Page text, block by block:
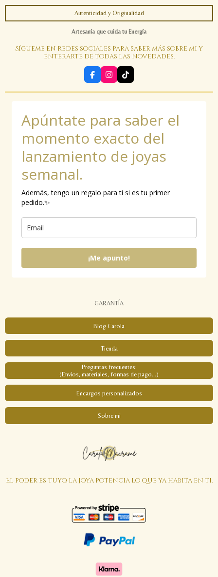
Autenticidad y Originalidad
Artesanía que cuida tu Energía
Sígueme en redes sociales para saber más sobre mi y
enterarte de todas las novedades.
F
a
c
o
k
I
n
s
r
m
T
i
k
Apúntate para saber el
momento exacto del
lanzamiento de joyas
semanal.
Además, tengo un regalo para ti si es tu primer
pedido.✨
¡Me apunto!
GARANTÍA
Blog Carola
Tienda
Preguntas frecuentes:
(Envíos, materiales, formas de pago...)
Encargos personalizados
Sobre mi
El poder es tuyo, la joya potencia lo que ya habita en ti.